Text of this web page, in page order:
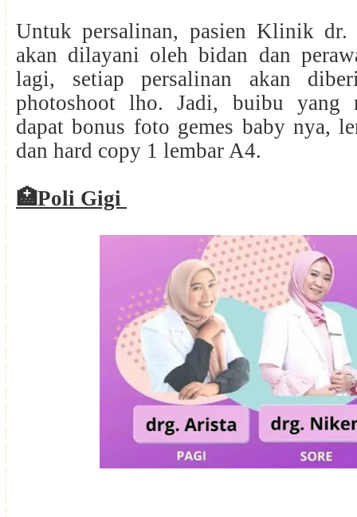
Untuk persalinan, pasien Klinik
akan dilayani oleh bidan dan
lagi, setiap persalinan akan
photoshoot lho. Jadi, buibu yang
dapat bonus foto gemes baby nya,
dan hard copy 1 lembar A4.
🏥Poli Gigi